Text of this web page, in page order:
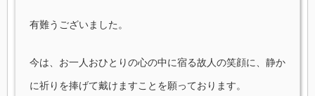
有難うございました。
今は、お一人おひとりの心の中に宿る故人の笑顔に、静か
に祈りを捧げて戴けますことを願っております。